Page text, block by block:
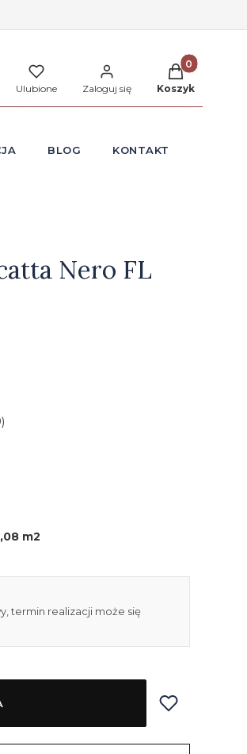
Ulubione Zaloguj się
Produkty w
Koszyk
BLOG KONTAKT
Nero FL
m2
termin realizacji może się